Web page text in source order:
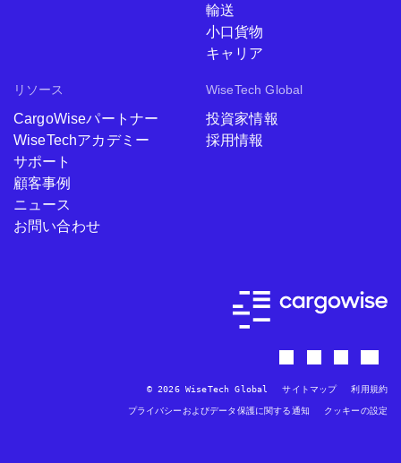
輸送
小口貨物
キャリア
リソース
CargoWiseパートナー
WiseTechアカデミー
サポート
顧客事例
ニュース
お問い合わせ
WiseTech Global
投資家情報
採用情報
© 2026 WiseTech Global サイトマップ 利用規約
プライバシーおよびデータ保護に関する通知 クッキーの設定